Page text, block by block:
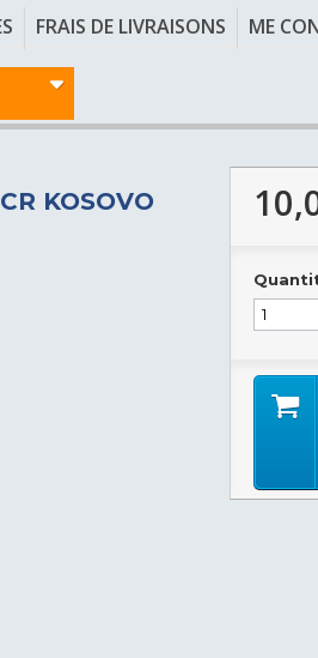
FRAIS DE LIVRAISONS ME
KOSOVO